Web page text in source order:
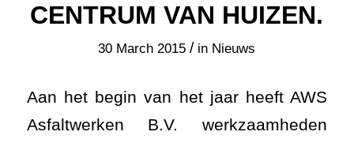
CENTRUM VAN HUIZEN.
30 March 2015 / in Nieuws
Aan het begin van het jaar heeft AWS
Asfaltwerken B.V. werkzaamheden